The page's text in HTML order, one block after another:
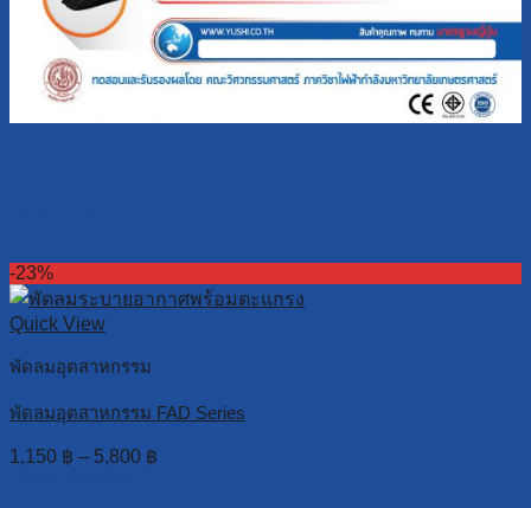
-23%
Quick View
พัดลมอุตสาหกรรม
พัดลมอุตสาหกรรม FAD Series
1,150 ฿ – 5,800 ฿